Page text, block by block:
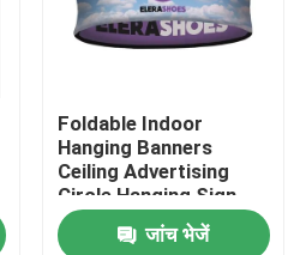
Foldable Indoor
Hanging Banners
Ceiling Advertising
Circle Hanging Sign
PSD
जांच भेजें